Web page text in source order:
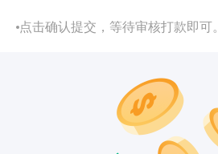
点击确认提交，等待审核打款即可。